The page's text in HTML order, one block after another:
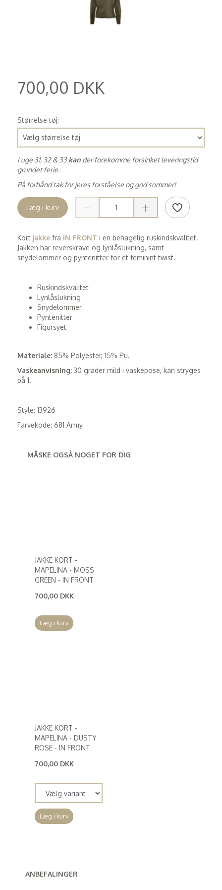
700,00 DKK
Størrelse tøj:
I uge 31, 32 & 33kan der forekomme forsinket leveringstid
grundet ferie.
På forhånd tak for jeres forståelse og god sommer!
Læg i kurv
Kort jakke fra iN FRONT i en behagelig ruskindskvalitet.
Jakken har reverskrave og lynlåslukning, samt
snydelommer og pyntenitter for et feminint twist.
Ruskindskvalitet
Lynlåslukning
Snydelommer
Pyntenitter
Figursyet
Materiale: 85% Polyester, 15% Pu.
Vaskeanvisning: 30 grader mild i vaskepose, kan stryges
på 1.
Style: 13926
Farvekode: 681 Army
MÅSKE OGSÅ NOGET FOR DIG
JAKKE KORT -
MAPELINA - MOSS
GREEN - IN FRONT
700,00 DKK
Læg i kurv
JAKKE KORT -
MAPELINA - DUSTY
ROSE - IN FRONT
700,00 DKK
Læg i kurv
ANBEFALINGER